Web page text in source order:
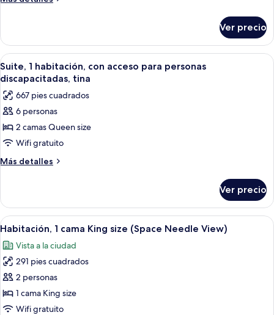
camas
size,
para
no
fumadores
2
camas
Queen
size,
no
fumadores
Ver precio
Abrir
todas
las
fotos
de
Suite,
1
habitación,
para
personas
discapacitadas,
tina
Una habitación de hotel moderna
10
Suite, 1 habitación, con acceso para personas
discapacitadas, tina
667 pies cuadrados
6 personas
2 camas Queen size
Wifi gratuito
Más detalles
Más
1
habitación,
con
para
personas
discapacitadas,
tina
Ver precio
Abrir
todas
las
fotos
de
Habitación,
1
Habitación de hotel con una cama
7
Habitación, 1 cama King size (Space Needle View)
Vista a la ciudad
291 pies cuadrados
2 personas
1 cama King size
Wifi gratuito